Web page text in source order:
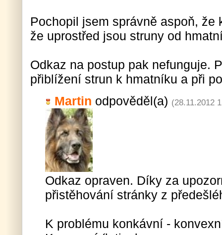
Pochopil jsem správně aspoň, že
že uprostřed jsou struny od
Odkaz na postup pak nefunguje.
přiblížení strun k hmatníku a při
Martin odpověděl(a) (28.11.2012
Odkaz opraven. Díky za
přistěhování stránky z
K problému konkávní -